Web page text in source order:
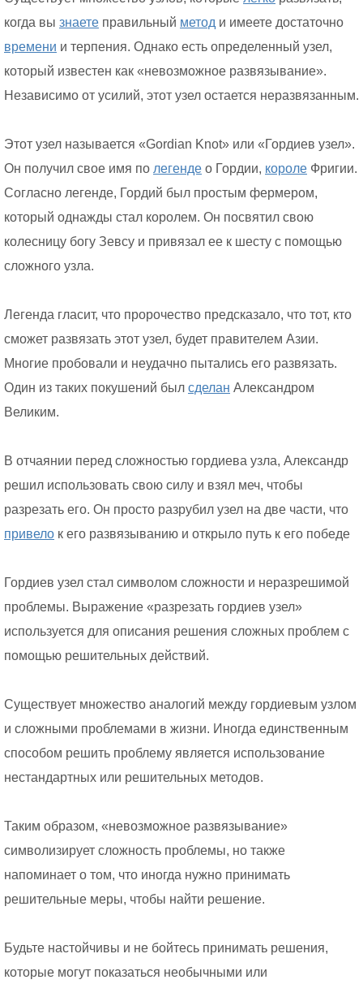
когда вы знаете правильный метод и имеете достаточно
времени и терпения. Однако есть определенный узел,
который известен как «невозможное развязывание».
Независимо от усилий, этот узел остается неразвязанным.
Этот узел называется «Gordian Knot» или «Гордиев узел».
Он получил свое имя по легенде о Гордии, короле Фригии.
Согласно легенде, Гордий был простым фермером,
который однажды стал королем. Он посвятил свою
колесницу богу Зевсу и привязал ее к шесту с помощью
сложного узла.
Легенда гласит, что пророчество предсказало, что тот, кто
сможет развязать этот узел, будет правителем Азии.
Многие пробовали и неудачно пытались его развязать.
Один из таких покушений был сделан Александром
Великим.
В отчаянии перед сложностью гордиева узла, Александр
решил использовать свою силу и взял меч, чтобы
разрезать его. Он просто разрубил узел на две части, что
привело к его развязыванию и открыло путь к его победе
Гордиев узел стал символом сложности и неразрешимой
проблемы. Выражение «разрезать гордиев узел»
используется для описания решения сложных проблем с
помощью решительных действий.
Существует множество аналогий между гордиевым узлом
и сложными проблемами в жизни. Иногда единственным
способом решить проблему является использование
нестандартных или решительных методов.
Таким образом, «невозможное развязывание»
символизирует сложность проблемы, но также
напоминает о том, что иногда нужно принимать
решительные меры, чтобы найти решение.
Будьте настойчивы и не бойтесь принимать решения,
которые могут показаться необычными или